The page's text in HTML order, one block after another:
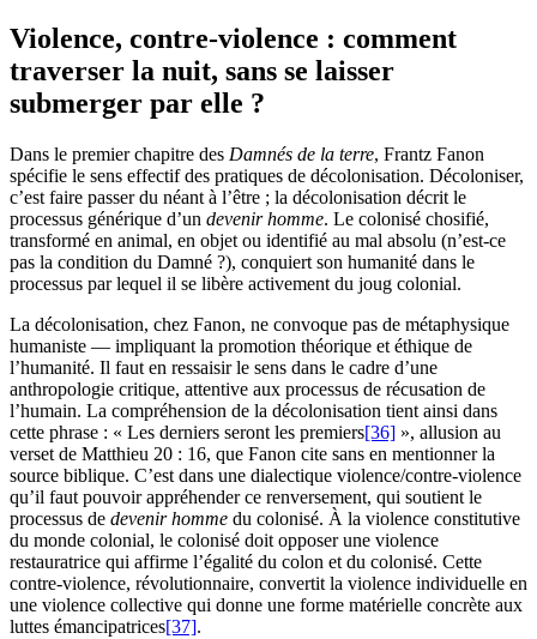
Violence, contre-violence : comment
traverser la nuit, sans se laisser
submerger par elle ?
Dans le premier chapitre des Damnés de la terre, Frantz Fanon
spécifie le sens effectif des pratiques de décolonisation. Décoloniser,
c’est faire passer du néant à l’être ; la décolonisation décrit le
processus générique d’un devenir homme. Le colonisé chosifié,
transformé en animal, en objet ou identifié au mal absolu (n’est-ce
pas la condition du Damné ?), conquiert son humanité dans le
processus par lequel il se libère activement du joug colonial.
La décolonisation, chez Fanon, ne convoque pas de métaphysique
humaniste — impliquant la promotion théorique et éthique de
l’humanité. Il faut en ressaisir le sens dans le cadre d’une
anthropologie critique, attentive aux processus de récusation de
l’humain. La compréhension de la décolonisation tient ainsi dans
cette phrase : « Les derniers seront les premiers[36] », allusion au
verset de Matthieu 20 : 16, que Fanon cite sans en mentionner la
source biblique. C’est dans une dialectique violence/contre-violence
qu’il faut pouvoir appréhender ce renversement, qui soutient le
processus de devenir homme du colonisé. À la violence constitutive
du monde colonial, le colonisé doit opposer une violence
restauratrice qui affirme l’égalité du colon et du colonisé. Cette
contre-violence, révolutionnaire, convertit la violence individuelle en
une violence collective qui donne une forme matérielle concrète aux
luttes émancipatrices[37].